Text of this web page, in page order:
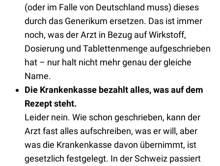
(oder im Falle von Deutschland muss) dieses
durch das Generikum ersetzen. Das ist immer
noch, was der Arzt in Bezug auf Wirkstoff,
Dosierung und Tablettenmenge aufgeschrieben
hat – nur halt nicht mehr genau der gleiche
Name.
Die Krankenkasse bezahlt alles, was auf dem
Rezept steht.
Leider nein. Wie schon geschrieben, kann der
Arzt fast alles aufschreiben, was er will, aber
was die Krankenkasse davon übernimmt, ist
gesetzlich festgelegt. In der Schweiz passiert